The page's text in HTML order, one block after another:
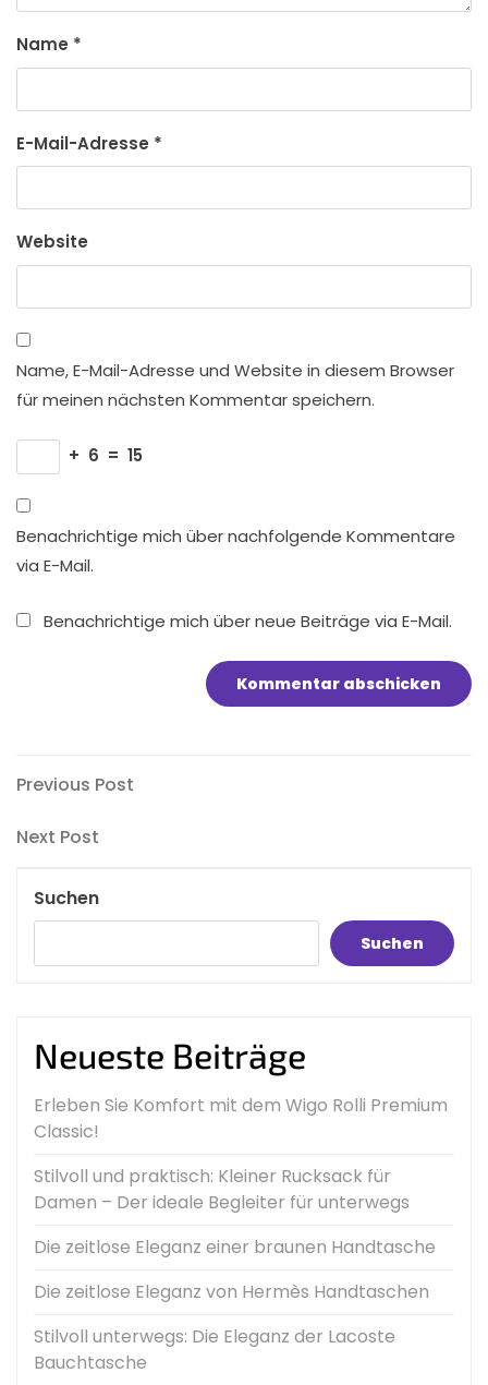
Name *
E-Mail-Adresse *
Website
Name, E-Mail-Adresse und Website in diesem Browser
für meinen nächsten Kommentar speichern.
+ 6 = 15
Benachrichtige mich über nachfolgende Kommentare
via E-Mail.
Benachrichtige mich über neue Beiträge via E-Mail.
Beitragsnavigation
Previous
Previous Post
Next
Next Post
Suchen
Suchen
Neueste Beiträge
Erleben Sie Komfort mit dem Wigo Rolli Premium
Classic!
Stilvoll und praktisch: Kleiner Rucksack für
Damen – Der ideale Begleiter für unterwegs
Die zeitlose Eleganz einer braunen Handtasche
Die zeitlose Eleganz von Hermès Handtaschen
Stilvoll unterwegs: Die Eleganz der Lacoste
Bauchtasche